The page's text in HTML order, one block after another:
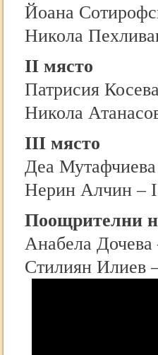
Йоана
Никола
II място
Патрисия
Никола
III място
Деа
Нерин Алчин –
Поощрителни
Анабела Дочева
Стилиян Илиев